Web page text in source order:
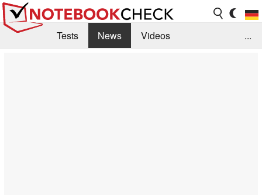
Tests News
Videos
...